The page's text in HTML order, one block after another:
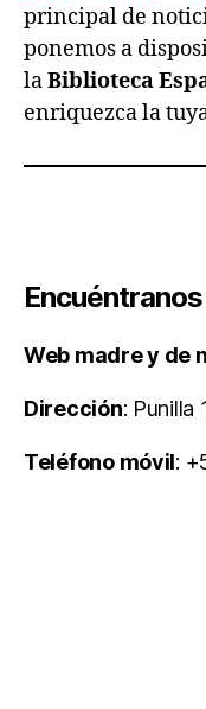
principal de
ponemos a
laBiblioteca
enriquezca la
Encuéntranos
Web madre y de
Dirección: Punilla
Teléfono móvil: